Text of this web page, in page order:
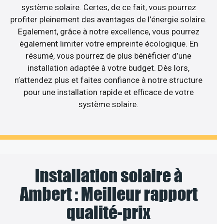
système solaire. Certes, de ce fait, vous pourrez
profiter pleinement des avantages de l’énergie solaire.
Egalement, grâce à notre excellence, vous pourrez
également limiter votre empreinte écologique. En
résumé, vous pourrez de plus bénéficier d’une
installation adaptée à votre budget. Dès lors,
n’attendez plus et faites confiance à notre structure
pour une installation rapide et efficace de votre
système solaire.
Installation solaire à
Ambert : Meilleur rapport
qualité-prix